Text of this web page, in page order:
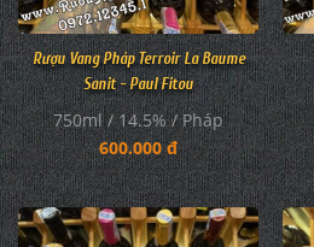
Rượu Vang Pháp Terroir La Baume
Sanit - Paul Fitou
750ml / 14.5% / Pháp
600.000 đ